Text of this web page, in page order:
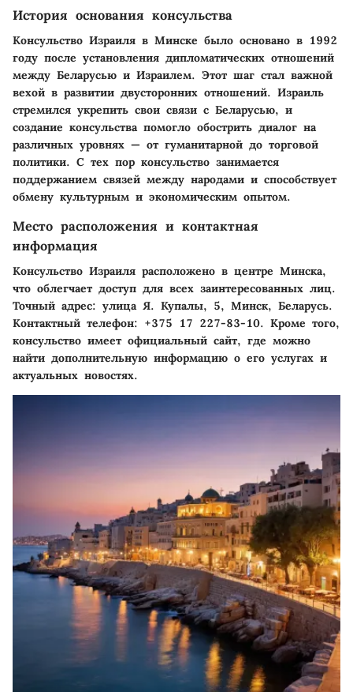
История основания консульства
Консульство Израиля в Минске было основано в 1992
году после установления дипломатических отношений
между Беларусью и Израилем. Этот шаг стал важной
вехой в развитии двусторонних отношений. Израиль
стремился укрепить свои связи с Беларусью, и
создание консульства помогло обострить диалог на
различных уровнях — от гуманитарной до торговой
политики. С тех пор консульство занимается
поддержанием связей между народами и способствует
обмену культурным и экономическим опытом.
Место расположения и контактная
информация
Консульство Израиля расположено в центре Минска,
что облегчает доступ для всех заинтересованных лиц.
Точный адрес: улица Я. Купалы, 5, Минск, Беларусь.
Контактный телефон: +375 17 227-83-10. Кроме того,
консульство имеет официальный сайт, где можно
найти дополнительную информацию о его услугах и
актуальных новостях.